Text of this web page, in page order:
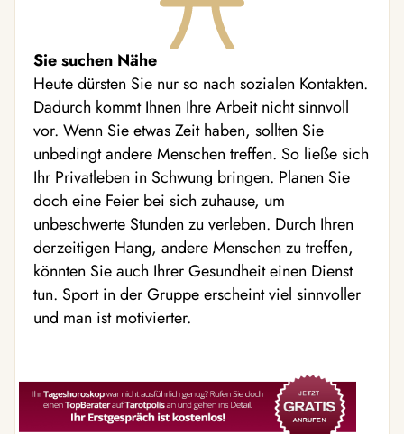
Sie suchen Nähe
Heute dürsten Sie nur so nach sozialen Kontakten.
Dadurch kommt Ihnen Ihre Arbeit nicht sinnvoll
vor. Wenn Sie etwas Zeit haben, sollten Sie
unbedingt andere Menschen treffen. So ließe sich
Ihr Privatleben in Schwung bringen. Planen Sie
doch eine Feier bei sich zuhause, um
unbeschwerte Stunden zu verleben. Durch Ihren
derzeitigen Hang, andere Menschen zu treffen,
könnten Sie auch Ihrer Gesundheit einen Dienst
tun. Sport in der Gruppe erscheint viel sinnvoller
und man ist motivierter.